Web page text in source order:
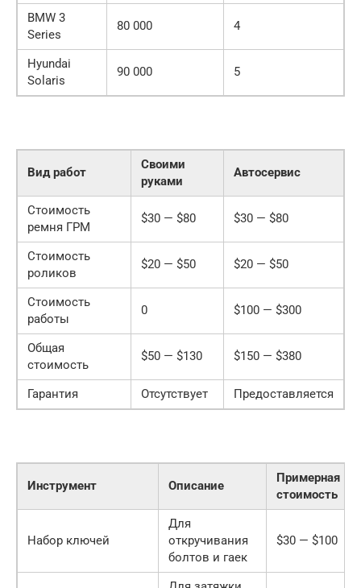
BMW 3
Series
80 000 4
Hyundai
Solaris
90 000 5
Вид работ
Своими
руками
Автосервис
Стоимость
ремня ГРМ
$30 — $80 $30 — $80
Стоимость
роликов
$20 — $50 $20 — $50
Стоимость
работы
0 $100 — $300
Общая
стоимость
$50 — $130 $150 — $380
Гарантия Отсутствует Предоставляется
Инструмент Описание
Примерная
стоимость
Набор ключей
Для
откручивания
болтов и гаек
$30 — $100